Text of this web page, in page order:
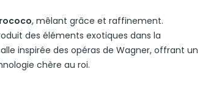
, mêlant grâce et raffinement.
des éléments exotiques dans la
inspirée des opéras de Wagner, offrant un
chère au roi.